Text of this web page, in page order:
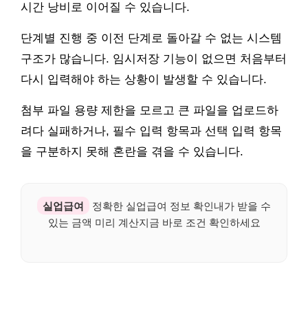
시간 낭비로 이어질 수 있습니다.
단계별 진행 중 이전 단계로 돌아갈 수 없는 시스템
구조가 많습니다. 임시저장 기능이 없으면 처음부터
다시 입력해야 하는 상황이 발생할 수 있습니다.
첨부 파일 용량 제한을 모르고 큰 파일을 업로드하
려다 실패하거나, 필수 입력 항목과 선택 입력 항목
을 구분하지 못해 혼란을 겪을 수 있습니다.
실업급여
정확한 실업급여 정보 확인내가 받을 수
있는 금액 미리 계산지금 바로 조건 확인하세요